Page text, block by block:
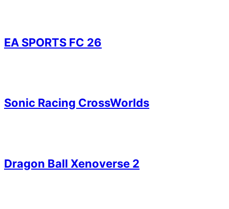
EA SPORTS FC 26
Sonic Racing CrossWorlds
Dragon Ball Xenoverse 2